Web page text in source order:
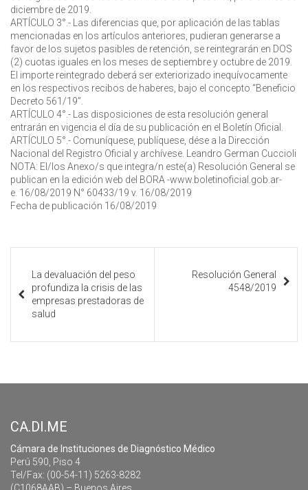
diciembre de 2019.
ARTÍCULO 3°.- Las diferencias que, por aplicación de las tablas
mencionadas en los artículos anteriores, pudieran generarse a
favor de los sujetos pasibles de retención, se reintegrarán en DOS
(2) cuotas iguales en los meses de septiembre y octubre de 2019.
El importe reintegrado deberá ser exteriorizado inequívocamente
en los respectivos recibos de haberes, bajo el concepto “Beneficio
Decreto 561/19”.
ARTÍCULO 4°.- Las disposiciones de esta resolución general
entrarán en vigencia el día de su publicación en el Boletín Oficial.
ARTÍCULO 5°.- Comuníquese, publíquese, dése a la Dirección
Nacional del Registro Oficial y archívese. Leandro German Cuccioli
NOTA: El/los Anexo/s que integra/n este(a) Resolución General se
publican en la edición web del BORA -www.boletinoficial.gob.ar-
e. 16/08/2019 N° 60433/19 v. 16/08/2019
Fecha de publicación 16/08/2019
La devaluación del peso
profundiza la crisis de las
empresas prestadoras de
salud
Resolución General
4548/2019
CA.DI.ME
Cámara de Instituciones de Diagnóstico Médico
Perú 590, Piso 4
Tel/Fax: (00-54-11) 5263-8282